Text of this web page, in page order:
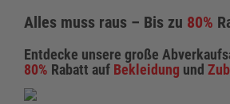
Alles muss raus – Bis zu 80%
Entdecke unsere große
80% Rabatt auf Bekleidung und